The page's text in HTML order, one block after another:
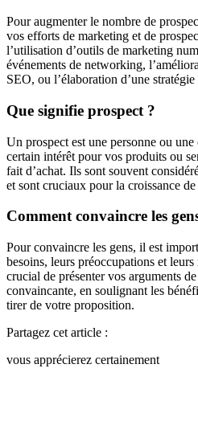
Pour augmenter le nombre de
vos efforts de marketing et de
l’utilisation d’outils de marketing
événements de networking,
SEO, ou l’élaboration d’une
Que signifie prospect ?
Un prospect est une personne ou
certain intérêt pour vos produits ou
fait d’achat. Ils sont souvent
et sont cruciaux pour la croissance
Comment convaincre les
Pour convaincre les gens, il est
besoins, leurs préoccupations et
crucial de présenter vos arguments
convaincante, en soulignant les
tirer de votre proposition.
Partagez cet article :
vous apprécierez certainement